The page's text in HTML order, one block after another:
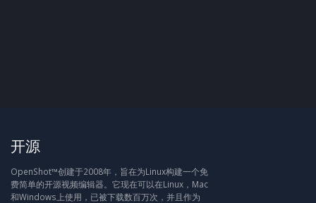
开源
OpenShot™创建于2008年，旨在为Linux构建一个免
费简单的开源视频编辑器。它现在可以在Linux，Mac
和Windows上使用，已被下载数百万次，并且作为